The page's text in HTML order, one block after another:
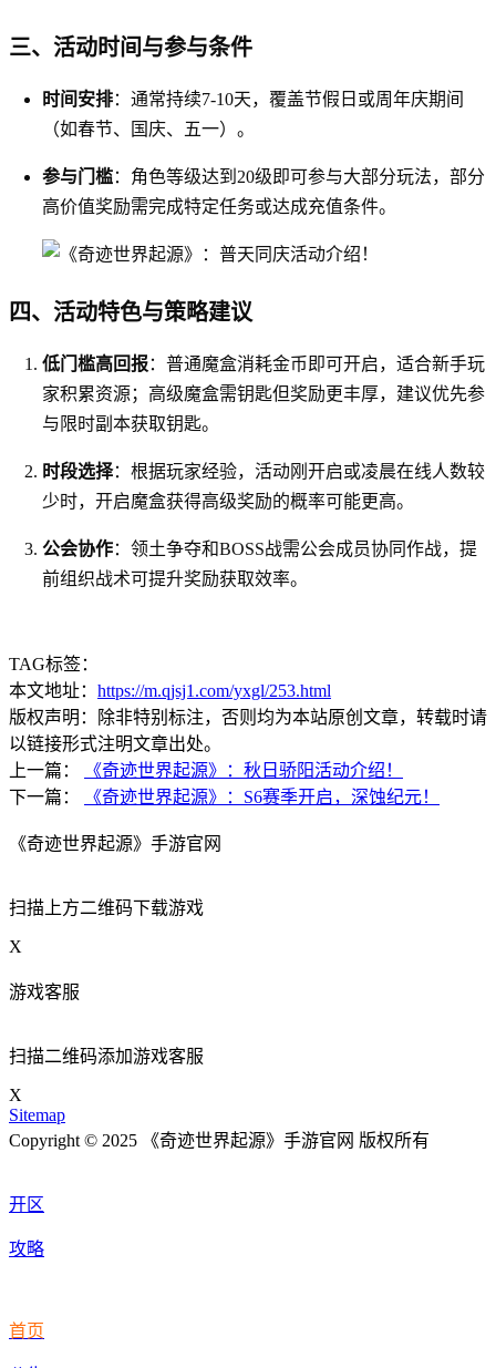
三、活动时间与参与条件
时间安排：通常持续7-10天，覆盖节假日或周年庆期间
（如春节、国庆、五一）。
参与门槛：角色等级达到20级即可参与大部分玩法，部分
高价值奖励需完成特定任务或达成充值条件。
四、活动特色与策略建议
低门槛高回报：普通魔盒消耗金币即可开启，适合新手玩
家积累资源；高级魔盒需钥匙但奖励更丰厚，建议优先参
与限时副本获取钥匙。
时段选择：根据玩家经验，活动刚开启或凌晨在线人数较
少时，开启魔盒获得高级奖励的概率可能更高。
公会协作：领土争夺和BOSS战需公会成员协同作战，提
前组织战术可提升奖励获取效率。
TAG标签：
本文地址： https://m.qjsj1.com/yxgl/253.html
版权声明：除非特别标注，否则均为本站原创文章，转载时请
以链接形式注明文章出处。
上一篇：
《奇迹世界起源》：秋日骄阳活动介绍！
下一篇：
《奇迹世界起源》：S6赛季开启，深蚀纪元！
《奇迹世界起源》手游官网
扫描上方二维码下载游戏
X
游戏客服
扫描二维码添加游戏客服
X
Sitemap
Copyright © 2025 《奇迹世界起源》手游官网 版权所有
开区
攻略
首页